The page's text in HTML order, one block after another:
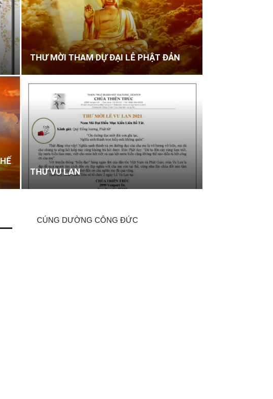
THƯ MỜI THAM DỰ ĐẠI LỄ PHẬT ĐẢN
THƯ VU LAN
CÚNG DƯỜNG CÔNG ĐỨC